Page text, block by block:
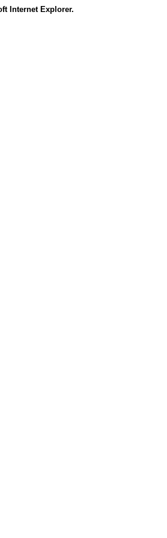
Internet Explorer.